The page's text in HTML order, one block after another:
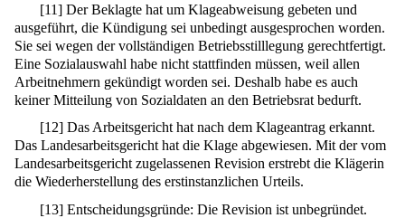
[11] Der Beklagte hat um Klageabweisung gebeten und
ausgeführt, die Kündigung sei unbedingt ausgesprochen worden.
Sie sei wegen der vollständigen Betriebsstilllegung gerechtfertigt.
Eine Sozialauswahl habe nicht stattfinden müssen, weil allen
Arbeitnehmern gekündigt worden sei. Deshalb habe es auch
keiner Mitteilung von Sozialdaten an den Betriebsrat bedurft.
[12] Das Arbeitsgericht hat nach dem Klageantrag erkannt.
Das Landesarbeitsgericht hat die Klage abgewiesen. Mit der vom
Landesarbeitsgericht zugelassenen Revision erstrebt die Klägerin
die Wiederherstellung des erstinstanzlichen Urteils.
[13] Entscheidungsgründe: Die Revision ist unbegründet.